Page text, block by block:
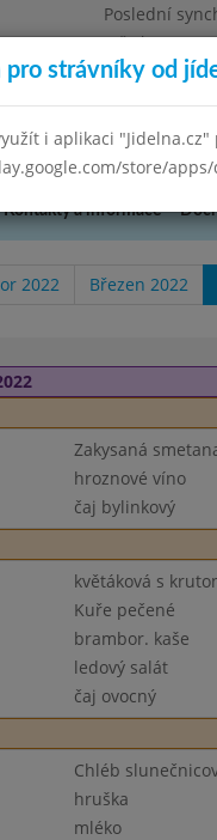
Poslední
Středa
Lohniského
Kontakty a informace
2022 Březen 2022
Zakysaná
hroznové víno
čaj bylinkový
květáková s
Kuře pečené
brambor. kaše
ledový salát
čaj ovocný
Chléb
hruška
mléko
pro strávníky od
i aplikaci
store/